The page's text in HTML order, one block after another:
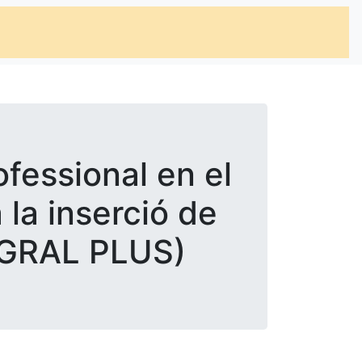
en el
la inserció de
PLUS)